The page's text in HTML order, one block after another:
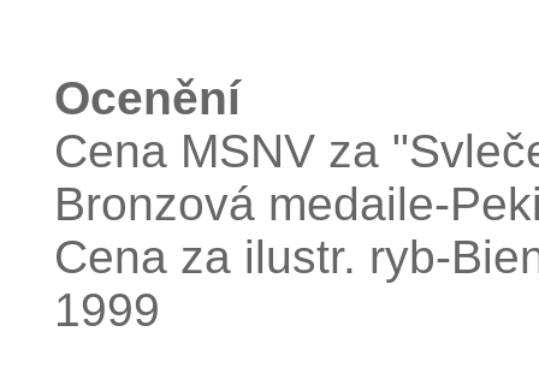
Ocenění
Cena MSNV za
Bronzová medaile-
Cena za ilustr. ryb-
1999